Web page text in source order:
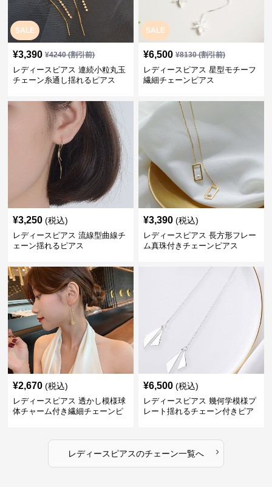
SALE
¥3,390 ¥4240(割引前)
レディースピアス 連続小粒丸玉
チェーン糸通し揺れるピアス
SALE
¥6,500 ¥8130(割引前)
レディースピアス 星型モチーフ
繊細チェーンピアス
¥3,250 (税込)
レディースピアス 流線型曲線チ
ェーン揺れるピアス
¥3,390 (税込)
レディースピアス 長方形フレー
ム真珠付きチェーンピアス
¥2,670 (税込)
レディースピアス 透かし模様球
体チャーム付き繊細チェーンピ
¥6,500 (税込)
レディースピアス 幾何学模様プ
レート揺れるチェーン付きピア
レディースピアスのチェーン一覧へ ›